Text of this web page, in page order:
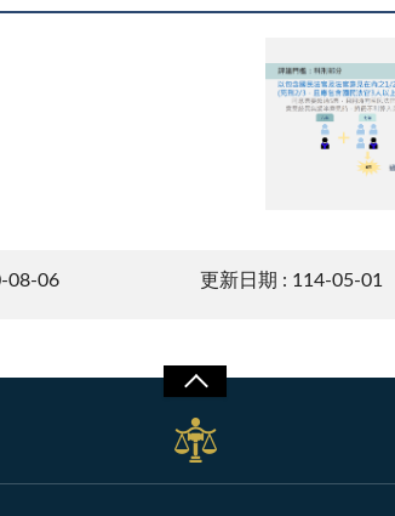
08-06 更新日期 : 114-05-01